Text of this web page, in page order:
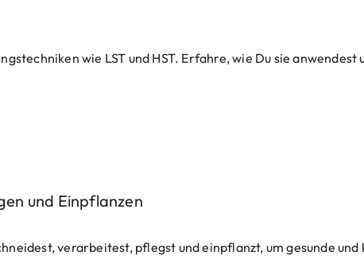
wie LST und HST. Erfahre, wie Du sie anwendest
und Einpflanzen
verarbeitest, pflegst und einpflanzt, um gesunde